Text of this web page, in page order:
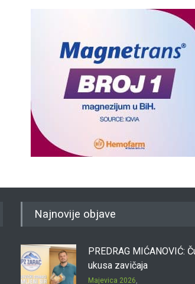
Najnovije objave
PREDRAG MIĆANOVIĆ:
ukusa zavičaja
Majevica 2026,